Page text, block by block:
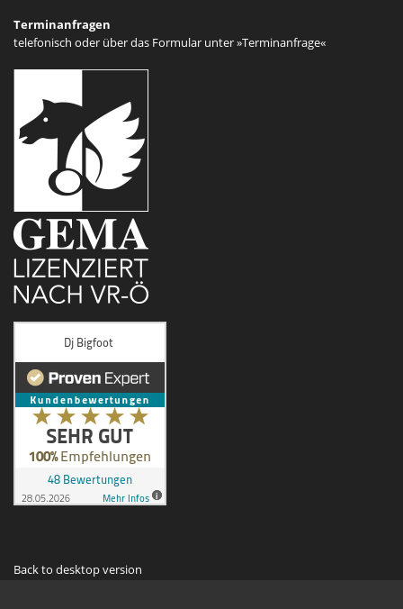
Terminanfragen
telefonisch oder über das Formular unter»Terminanfrage«
Back to desktop version